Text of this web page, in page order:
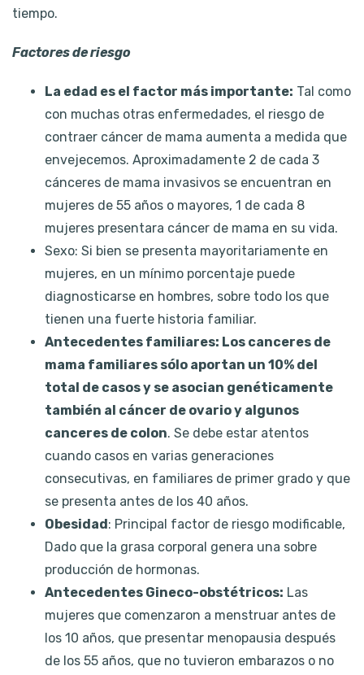
tiempo.
Factores de riesgo
La edad es el factor más importante: Tal como
con muchas otras enfermedades, el riesgo de
contraer cáncer de mama aumenta a medida que
envejecemos. Aproximadamente 2 de cada 3
cánceres de mama invasivos se encuentran en
mujeres de 55 años o mayores, 1 de cada 8
mujeres presentara cáncer de mama en su vida.
Sexo: Si bien se presenta mayoritariamente en
mujeres, en un mínimo porcentaje puede
diagnosticarse en hombres, sobre todo los que
tienen una fuerte historia familiar.
Antecedentes familiares: Los canceres de
mama familiares sólo aportan un 10% del
total de casos y se asocian genéticamente
también al cáncer de ovario y algunos
canceres de colon. Se debe estar atentos
cuando casos en varias generaciones
consecutivas, en familiares de primer grado y que
se presenta antes de los 40 años.
Obesidad: Principal factor de riesgo modificable,
Dado que la grasa corporal genera una sobre
producción de hormonas.
Antecedentes Gineco-obstétricos: Las
mujeres que comenzaron a menstruar antes de
los 10 años, que presentar menopausia después
de los 55 años, que no tuvieron embarazos o no